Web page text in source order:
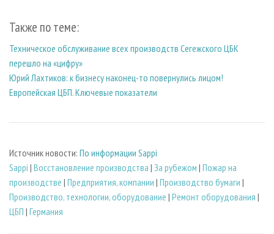
Также по теме:
Техническое обслуживание всех производств Сегежского ЦБК
перешло на «цифру»
Юрий Лахтиков: к бизнесу наконец-то повернулись лицом!
Европейская ЦБП. Ключевые показатели
Источник новости: По информации Sappi
Sappi | Восстановление производства | За рубежом | Пожар на
производстве | Предприятия, компании | Производство бумаги |
Производство, технологии, оборудование | Ремонт оборудования |
ЦБП | Германия